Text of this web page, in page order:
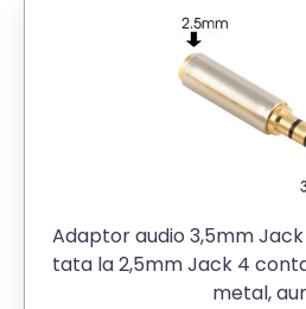
Adaptor audio 3,5mm
tata la 2,5mm Jack 4
metal,